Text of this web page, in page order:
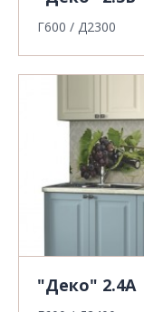
Г600 / Д2300
"Деко" 2.4А